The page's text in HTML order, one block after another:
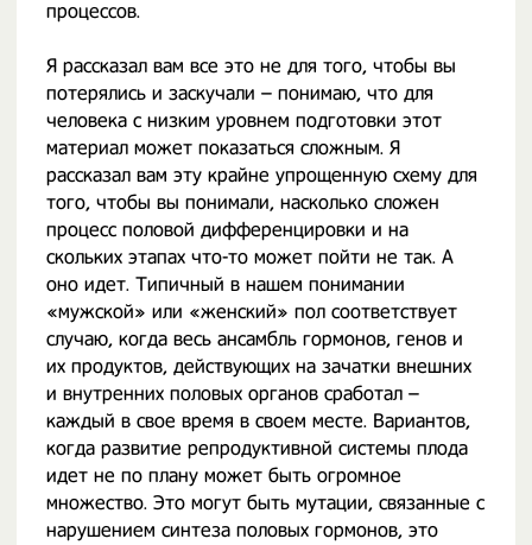
процессов.
Я рассказал вам все это не для того, чтобы вы
потерялись и заскучали – понимаю, что для
человека с низким уровнем подготовки этот
материал может показаться сложным. Я
рассказал вам эту крайне упрощенную схему для
того, чтобы вы понимали, насколько сложен
процесс половой дифференцировки и на
скольких этапах что-то может пойти не так. А
оно идет. Типичный в нашем понимании
«мужской» или «женский» пол соответствует
случаю, когда весь ансамбль гормонов, генов и
их продуктов, действующих на зачатки внешних
и внутренних половых органов сработал –
каждый в свое время в своем месте. Вариантов,
когда развитие репродуктивной системы плода
идет не по плану может быть огромное
множество. Это могут быть мутации, связанные с
нарушением синтеза половых гормонов, это